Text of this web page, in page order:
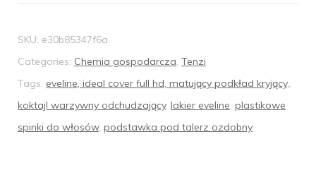
SKU: e30b85347f6a
Categories: Chemia gospodarcza, Tenzi
Tags: eveline, ideal cover full hd, matujący podkład kryjący,,
koktajl warzywny odchudzający, lakier eveline, plastikowe
spinki do włosów, podstawka pod talerz ozdobny